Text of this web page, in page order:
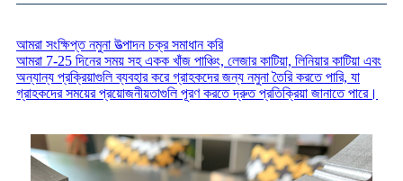
আমরা সংক্ষিপ্ত নমুনা উত্পাদন চক্র সমাধান করি
আমরা 7-25 দিনের সময় সহ একক খাঁজ পাঞ্চিং, লেজার কাটিয়া, লিনিয়ার কাটিয়া এবং
অন্যান্য প্রক্রিয়াগুলি ব্যবহার করে গ্রাহকদের জন্য নমুনা তৈরি করতে পারি, যা
গ্রাহকদের সময়ের প্রয়োজনীয়তাগুলি পূরণ করতে দ্রুত প্রতিক্রিয়া জানাতে পারে।